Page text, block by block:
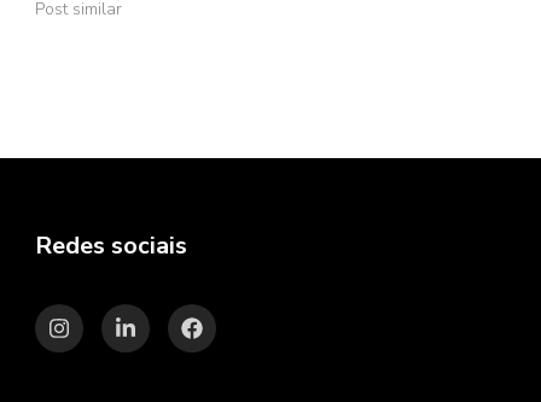
Post similar
Redes sociais